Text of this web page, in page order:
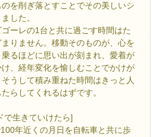
を削ぎ落とすことでその美しいシ
した。
ーレの1台と共に過ごす時間はた
りません。移動そのものが、心を
るほどに思い出が刻まれ、愛着が
、経年変化を愉しむことでかけが
うして積み重ねた時間はきっと人
らしてくれるはずです。
で生きていけたら]
年近くの月日を自転車と共に歩